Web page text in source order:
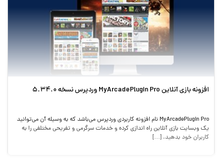
افزونه بازی آنلاین MyArcadePlugin Pro وردپرس نسخه 5.34.0
MyArcadePlugin Pro نام افزونه کاربردی وردپرس می‌باشد که به وسیله آن می‌توانید
یک وبسایت بازی آنلاین راه اندازی کرده و خدمات سرگرمی و تفریحی مختلفی را به
کاربران خود بدهید. […]